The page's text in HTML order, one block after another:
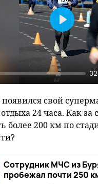
Play
свой
24 часа. Как
более 200 км по
Сотрудник МЧС из
пробежал почти 250